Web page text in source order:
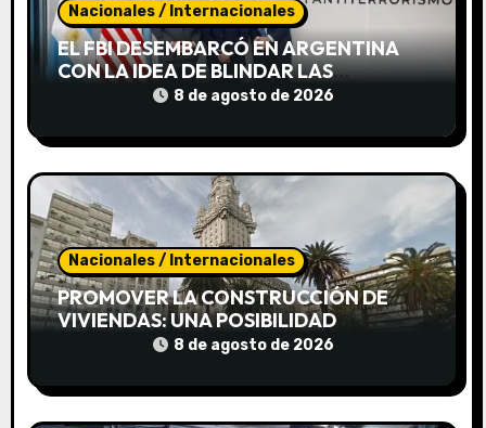
e
t
r
a
d
a
Nacionales / Internacionales
EL FBI DESEMBARCÓ EN ARGENTINA
CON LA IDEA DE BLINDAR LAS
FRONTERAS CONTRA EL TERRORISMO
8 de agosto de 2026
Nacionales / Internacionales
PROMOVER LA CONSTRUCCIÓN DE
VIVIENDAS: UNA POSIBILIDAD
8 de agosto de 2026